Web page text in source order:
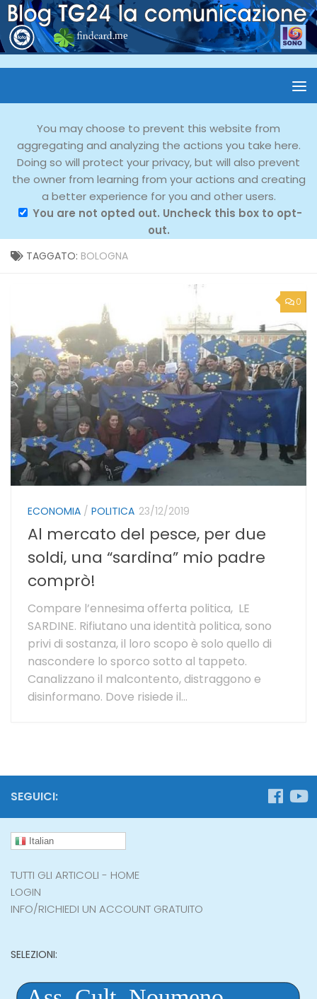
You may choose to prevent this website from
aggregating and analyzing the actions you take here.
Doing so will protect your privacy, but will also prevent
the owner from learning from your actions and creating
a better experience for you and other users.
You are not opted out. Uncheck this box to opt-
out.
TAGGATO: BOLOGNA
0
ECONOMIA / POLITICA 23/12/2019
Al mercato del pesce, per due
soldi, una “sardina” mio padre
comprò!
Compare l’ennesima offerta politica, LE
SARDINE. Rifiutano una identità politica, sono
privi di sostanza, il loro scopo è solo quello di
nascondere lo sporco sotto al tappeto.
Canalizzano il malcontento, distraggono e
disinformano. Dove risiede il...
SEGUICI:
Italian
TUTTI GLI ARTICOLI - HOME
LOGIN
INFO/RICHIEDI UN ACCOUNT GRATUITO
SELEZIONI: